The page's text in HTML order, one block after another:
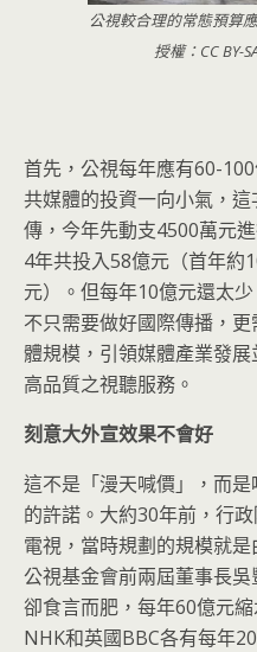
公視較合理的常態預算
授權：CC BY-
首先，公視每年應有60-
共媒體的投資一向小氣，
傳，今年先動支4500萬元
4年共投入58億元（首年約
元）。但每年10億元還太
不只需要做好國際傳播，
體規模，引領媒體產業發
高品質之視聽服務。
刻意大外宣效果不會好
這不是「漫天喊價」，而
的許諾。大約30年前，行
電視，當時規劃的規模就
公視基金會前兩屆董事長
卻食言而肥，每年60億元
NHK和英國BBC各有每年